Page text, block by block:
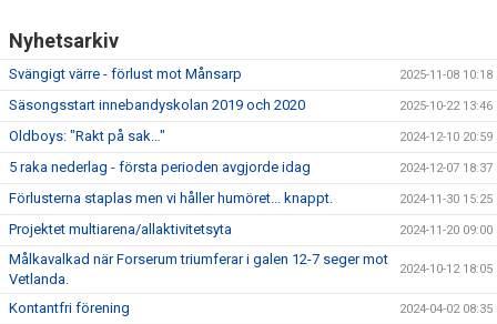
Nyhetsarkiv
Svängigt värre - förlust mot Månsarp 2025-11-08 10:18
Säsongsstart innebandyskolan 2019 och 2020 2025-10-22 13:46
Oldboys: "Rakt på sak…" 2024-12-10 20:59
5 raka nederlag - första perioden avgjorde idag 2024-12-07 18:37
Förlusterna staplas men vi håller humöret... knappt. 2024-11-30 15:25
Projektet multiarena/allaktivitetsyta 2024-11-20 09:00
Målkavalkad när Forserum triumferar i galen 12-7 seger mot
Vetlanda.
2024-10-12 18:05
Kontantfri förening 2024-04-02 08:35